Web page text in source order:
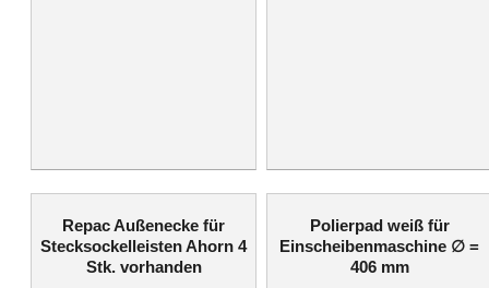
Repac Außenecke für
Stecksockelleisten Ahorn 4
Stk. vorhanden
Polierpad weiß für
Einscheibenmaschine ∅ =
406 mm